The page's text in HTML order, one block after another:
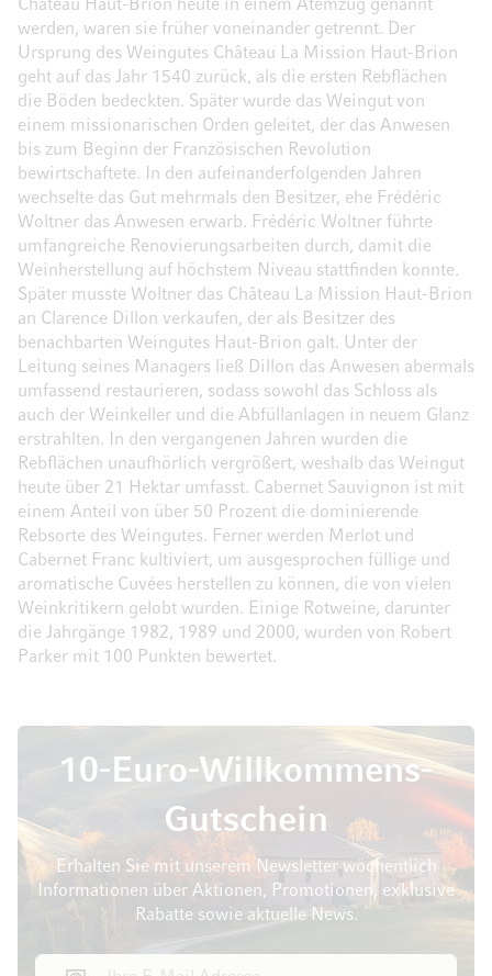
Château Haut-Brion heute in einem Atemzug genannt
werden, waren sie früher voneinander getrennt. Der
Ursprung des Weingutes Château La Mission Haut-Brion
geht auf das Jahr 1540 zurück, als die ersten Rebflächen
die Böden bedeckten. Später wurde das Weingut von
einem missionarischen Orden geleitet, der das Anwesen
bis zum Beginn der Französischen Revolution
bewirtschaftete. In den aufeinanderfolgenden Jahren
wechselte das Gut mehrmals den Besitzer, ehe Frédéric
Woltner das Anwesen erwarb. Frédéric Woltner führte
umfangreiche Renovierungsarbeiten durch, damit die
Weinherstellung auf höchstem Niveau stattfinden konnte.
Später musste Woltner das Château La Mission Haut-Brion
an Clarence Dillon verkaufen, der als Besitzer des
benachbarten Weingutes Haut-Brion galt. Unter der
Leitung seines Managers ließ Dillon das Anwesen abermals
umfassend restaurieren, sodass sowohl das Schloss als
auch der Weinkeller und die Abfüllanlagen in neuem Glanz
erstrahlten. In den vergangenen Jahren wurden die
Rebflächen unaufhörlich vergrößert, weshalb das Weingut
heute über 21 Hektar umfasst. Cabernet Sauvignon ist mit
einem Anteil von über 50 Prozent die dominierende
Rebsorte des Weingutes. Ferner werden Merlot und
Cabernet Franc kultiviert, um ausgesprochen füllige und
aromatische Cuvées herstellen zu können, die von vielen
Weinkritikern gelobt wurden. Einige Rotweine, darunter
die Jahrgänge 1982, 1989 und 2000, wurden von Robert
Parker mit 100 Punkten bewertet.
10-Euro-Willkommens-
Gutschein
Erhalten Sie mit unserem Newsletter wöchentlich
Informationen über Aktionen, Promotionen, exklusive
Rabatte sowie aktuelle News.